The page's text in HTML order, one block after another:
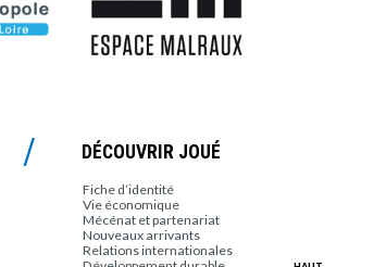
DÉCOUVRIR JOUÉ
Fiche d’identité
Vie économique
Mécénat et partenariat
Nouveaux arrivants
Relations internationales